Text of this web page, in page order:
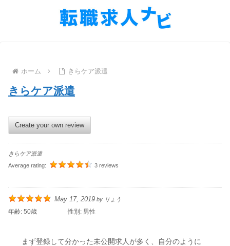
ホーム きらケア派遣
きらケア派遣
Create your own review
きらケア派遣
Average rating:
3 reviews
May 17, 2019 by りょう
年齢: 50歳 性別: 男性
まず登録して分かった未公開求人が多く、自分のように